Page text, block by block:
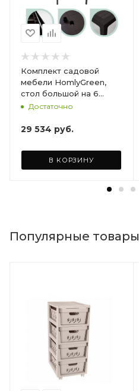
Комплект садовой
мебели HomlyGreen,
стол большой на 6
персон 153х79х70, 6
бордовыми подушками
Достаточно
29 534 руб.
В КОРЗИНУ
Популярные товары